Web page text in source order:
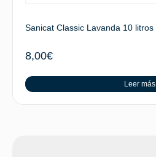
Sanicat Classic Lavanda 10 litros
8,00€
Leer más